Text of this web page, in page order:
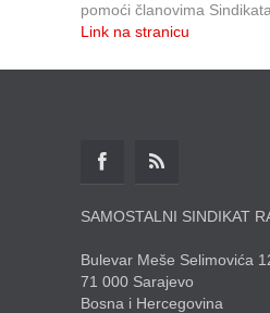
pomoći članovima
Link na stranicu
SAMOSTALNI SINDIKAT
Bulevar Meše Selimovića
71 000 Sarajevo
Bosna i Hercegovina